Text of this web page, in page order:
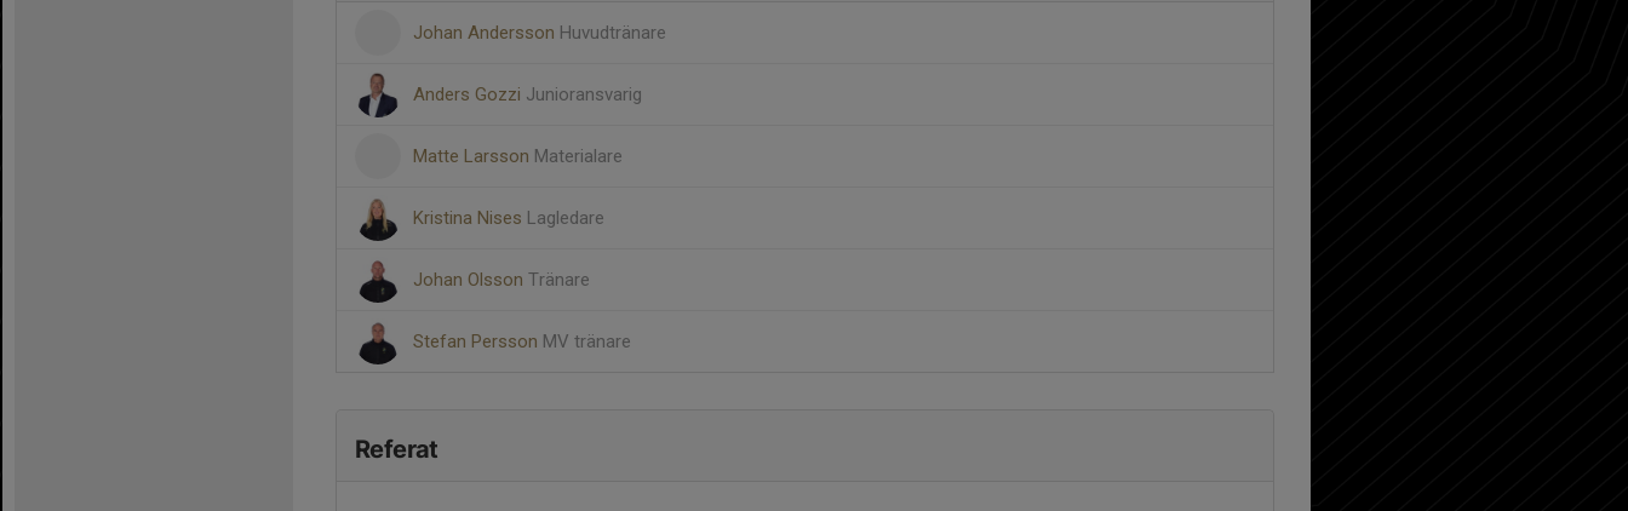
Johan Andersson Huvudtränare
Anders Gozzi Junioransvarig
Matte Larsson Materialare
Kristina Nises Lagledare
Johan Olsson Tränare
Stefan Persson MV tränare
Referat